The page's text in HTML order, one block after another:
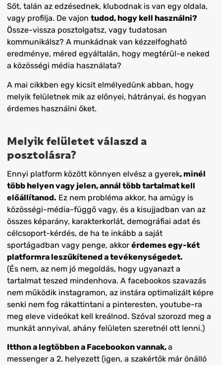
Sőt, talán az edzésednek, klubodnak is van egy oldala,
vagy profilja. De vajon tudod, hogy kell használni?
Össze-vissza posztolgatsz, vagy tudatosan
kommunikálsz? A munkádnak van kézzelfogható
eredménye, méred egyáltalán, hogy megtérül-e neked
a közösségi média használata?
A mai cikkben egy kicsit elmélyedünk abban, hogy
melyik felületnek mik az előnyei, hátrányai, és hogyan
érdemes használni őket.
Melyik felületet válaszd a
posztolásra?
Ennyi platform között könnyen elvész a gyerek, minél
több helyen vagy jelen, annál több tartalmat kell
előállítanod. Ez nem probléma akkor, ha amúgy is
közösségi-média-függő vagy, és a kisujjadban van az
összes képarány, karakterkorlát, demográfiai adat és
célcsoport-kérdés, de ha te inkább a saját
sportágadban vagy penge, akkor érdemes egy-két
platformra leszűkítened a tevékenységedet.
(És nem, az nem jó megoldás, hogy ugyanazt a
tartalmat teszed mindenhova. A facebookos szavazás
nem működik instagramon, az instára optimalizált képre
senki nem fog rákattintani a pinteresten, youtube-ra
meg eleve videókat kell kreálnod. Szóval szorozd meg a
munkát annyival, ahány felületen szeretnél ott lenni.)
Itthon a legtöbben a Facebookon vannak,a
messenger a 2. helyezett (igen, a szakértők már önálló